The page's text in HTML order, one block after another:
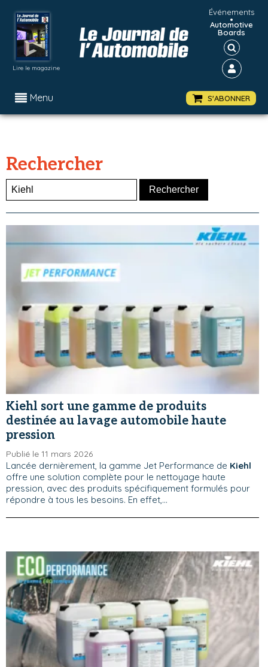
Lire le magazine
Événements
•
Automotive
Boards
Menu S'ABONNER
Rechercher
Kiehl sort une gamme de produits
destinée au lavage automobile haute
pression
Publié le 11 mars 2026
Lancée dernièrement, la gamme Jet Performance de Kiehl
offre une solution complète pour le nettoyage haute
pression, avec des produits spécifiquement formulés pour
répondre à tous les besoins. En effet,...